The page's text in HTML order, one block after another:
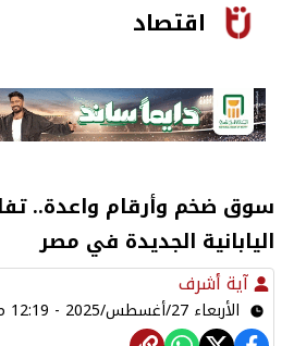
اقتصاد
سوق ضخم وأرقام واعدة..
اليابانية الجديدة في مصر
آية أشرف
الأربعاء 27/أغسطس/2025 - 12:19 م